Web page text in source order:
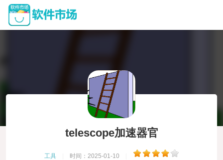
telescope加速器官
工具 时间：2025-01-10